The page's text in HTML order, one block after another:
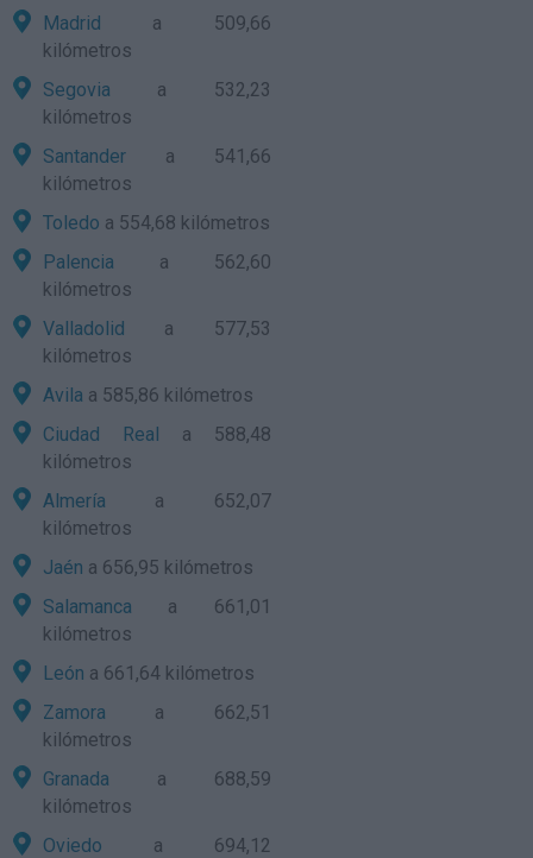
Madrid a 509,66
kilómetros
Segovia a 532,23
kilómetros
Santander a 541,66
kilómetros
Toledo a 554,68 kilómetros
Palencia a 562,60
kilómetros
Valladolid a 577,53
kilómetros
Avila a 585,86 kilómetros
Ciudad Real a 588,48
kilómetros
Almería a 652,07
kilómetros
Jaén a 656,95 kilómetros
Salamanca a 661,01
kilómetros
León a 661,64 kilómetros
Zamora a 662,51
kilómetros
Granada a 688,59
kilómetros
Oviedo a 694,12